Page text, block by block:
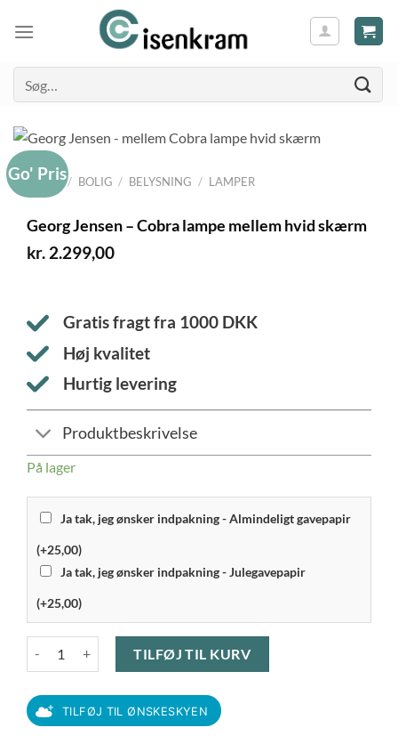
efter:
FORSIDE / BOLIG / BELYSNING / LAMPER
Go' Pris
Georg Jensen – Cobra lampe mellem hvid skærm
kr. 2.299,00
Gratis fragt fra 1000 DKK
Høj kvalitet
Hurtig levering
Produktbeskrivelse
På lager
Ja tak, jeg ønsker indpakning - Almindeligt gavepapir
(+25,00)
Ja tak, jeg ønsker indpakning - Julegavepapir
(+25,00)
TILFØJ TIL KURV
TILFØJ TIL ØNSKESKYEN